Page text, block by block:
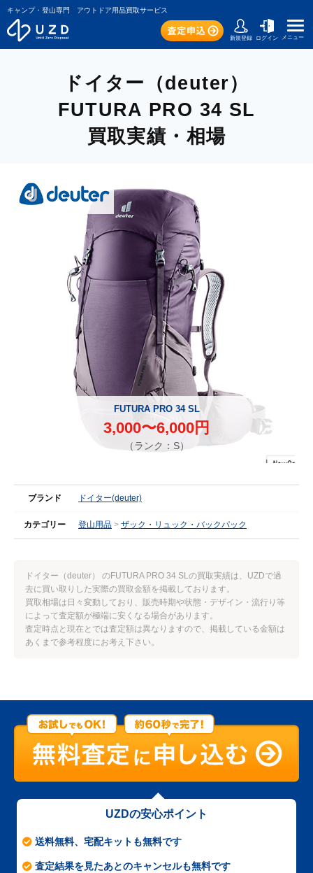
キャンプ・登山専門 アウトドア用品買取サービス
新規登録 ログイン メニュー
ドイター（deuter）
FUTURA PRO 34 SL
買取実績・相場
FUTURA PRO 34 SL
3,000〜6,000円
（ランク：S）
ブランド ドイター(deuter)
カテゴリー 登山用品 ザック・リュック・バックパック
ドイター（deuter） のFUTURA PRO 34 SLの買取実績は、UZDで過
去に買い取りした実際の買取金額を掲載しております。
買取相場は日々変動しており、販売時期や状態・デザイン・流行り等
によって査定額が極端に安くなる場合があります。
査定時点と現在とでは査定額は異なりますので、掲載している金額は
あくまで参考程度にお考え下さい。
UZDの安心ポイント
送料無料、宅配キットも無料です
査定結果を見たあとのキャンセルも無料です